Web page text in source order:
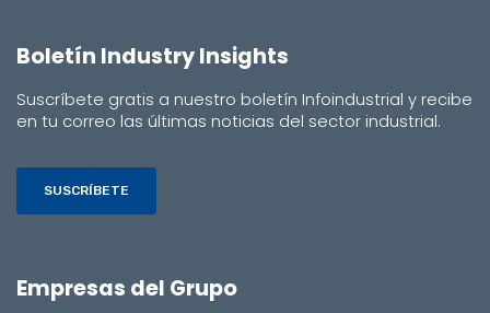
Boletín Industry Insights
Suscríbete gratis a nuestro boletín Infoindustrial y recibe
en tu correo las últimas noticias del sector industrial.
SUSCRÍBETE
Empresas del Grupo